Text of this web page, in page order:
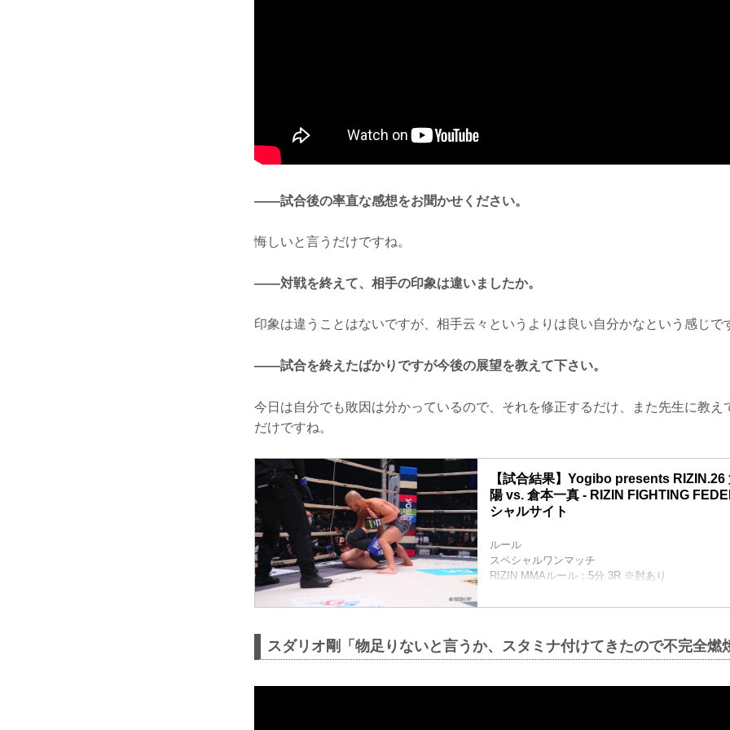
——試合後の率直な感想をお聞かせください。
悔しいと言うだけですね。
——対戦を終えて、相手の印象は違いましたか。
印象は違うことはないですが、相手云々というよりは良い自分かなという感じで
——試合を終えたばかりですが今後の展望を教えて下さい。
今日は自分でも敗因は分かっているので、それを修正するだけ、また先生に教え
だけですね。
【試合結果】Yogibo presents RIZIN.26
陽 vs. 倉本一真 - RIZIN FIGHTING
シャルサイト
ルール
スペシャルワンマッチ
RIZIN MMAルール：5分 3R ※肘あり
（LOSE）中原太陽 vs. 倉本一真（WIN）
ROUND 1
右スイングフックから組みついてもコーナーを背
スダリオ剛「物足りないと言うか、スタミナ付けてきたので不完全燃